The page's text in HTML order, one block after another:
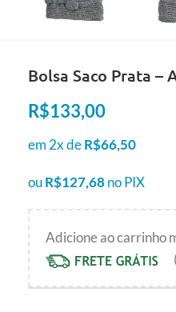
Bolsa Saco Prata –
R$133,00
em 2x deR$66,50
ouR$127,68no PIX
Adicione ao carrinho